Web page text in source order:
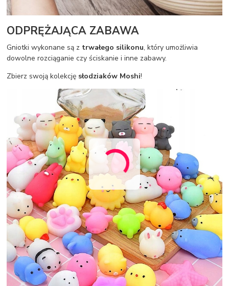
ODPRĘŻAJĄCA ZABAWA
Gniotki wykonane są z trwałego silikonu, który umożliwia
dowolne rozciąganie czy ściskanie i inne zabawy.
Zbierz swoją kolekcję słodziaków Moshi!